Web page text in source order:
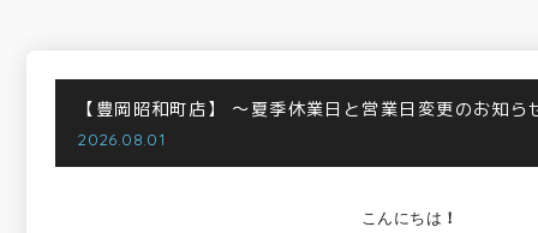
【豊岡昭和町店】 ～夏季休業日と営業日変更のお知ら
2026.08.01
こんにちは ！